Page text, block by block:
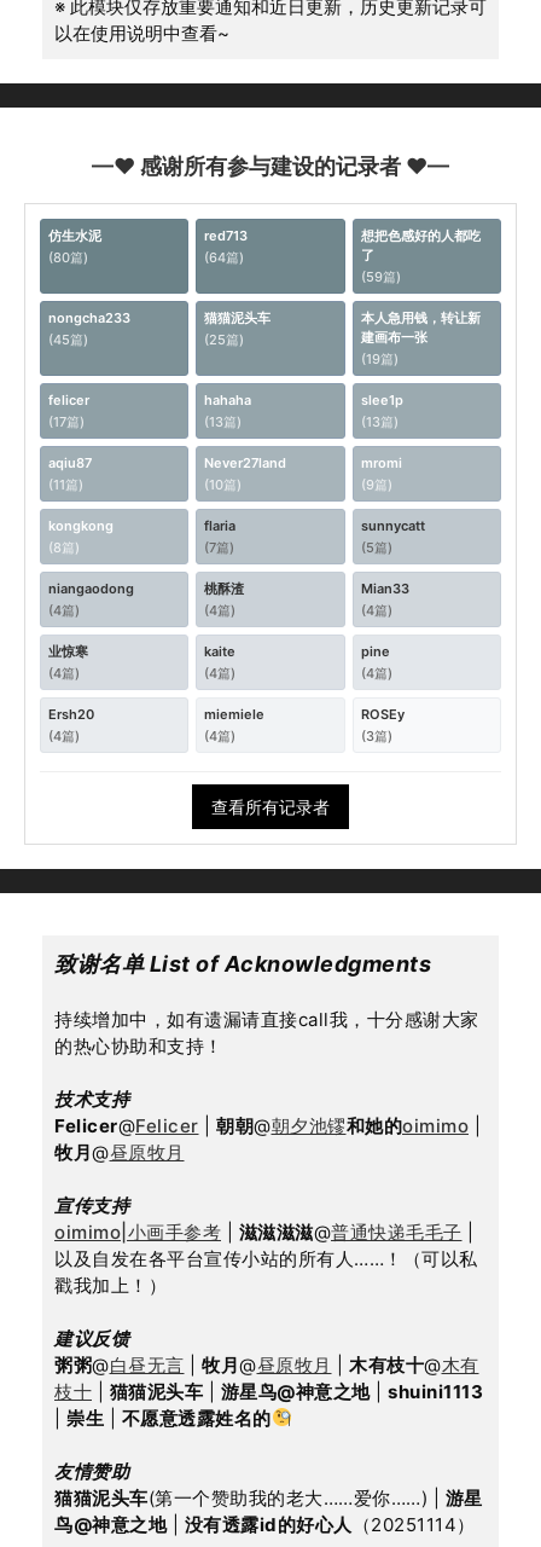
※ 此模块仅存放重要通知和近日更新，历史更新记录可
以在使用说明中查看~
—♥ 感谢所有参与建设的记录者 ♥—
仿生水泥
(80篇)
red713
(64篇)
想把色感好的人都吃
了
(59篇)
nongcha233
(45篇)
猫猫泥头车
(25篇)
本人急用钱，转让新
建画布一张
(19篇)
felicer
(17篇)
hahaha
(13篇)
slee1p
(13篇)
aqiu87
(11篇)
Never27land
(10篇)
mromi
(9篇)
kongkong
(8篇)
flaria
(7篇)
sunnycatt
(5篇)
niangaodong
(4篇)
桃酥渣
(4篇)
Mian33
(4篇)
业惊寒
(4篇)
kaite
(4篇)
pine
(4篇)
Ersh20
(4篇)
miemiele
(4篇)
ROSEy
(3篇)
查看所有记录者
致谢名单 List of Acknowledgments
持续增加中，如有遗漏请直接call我，十分感谢大家
的热心协助和支持！
技术支持
Felicer@Felicer 朝朝@朝夕池镠和她的oimimo
牧月@昼原牧月
宣传支持
oimimo|小画手参考
滋滋滋滋@普通快递毛毛子
以及自发在各平台宣传小站的所有人……！（可以私
戳我加上！）
建议反馈
粥粥@白昼无言 牧月@昼原牧月 木有枝十@木有
枝十
猫猫泥头车 游星鸟@神意之地 | shuini1113
崇生 不愿意透露姓名的
友情赞助
猫猫泥头车(第一个赞助我的老大……爱你……) | 游星
鸟@神意之地 | 没有透露id的好心人 （20251114）